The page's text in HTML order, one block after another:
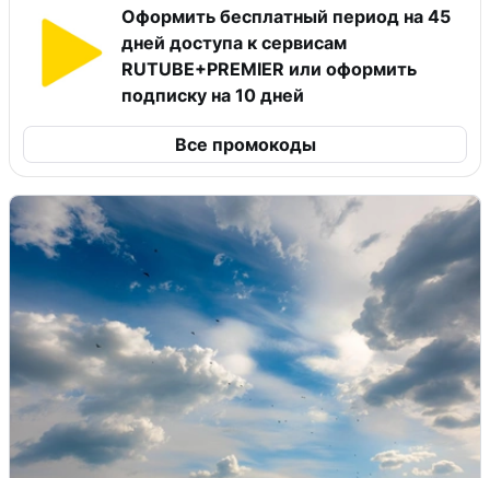
Оформить бесплатный период на 45
дней доступа к сервисам
RUTUBE+PREMIER или оформить
подписку на 10 дней
Все промокоды